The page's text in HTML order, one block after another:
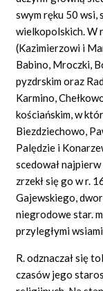
swym ręku 50 wsi,
wielkopolskich. W
(Kazimierzowi i
Babino, Mroczki,
pyzdrskim oraz
Karmino,
kościańskim, w
Biezdziechowo,
Palędzie i
scedował
zrzekł się go w r.
Gajewskiego,
niegrodowe star.
przyległymi
R. odznaczał się
czasów jego